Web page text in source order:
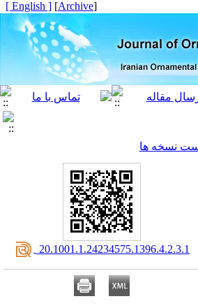
[
Archive
]
[ English ]
نسخه ها
‎ 20.1001.1.24234575.1396.4.2.3.1